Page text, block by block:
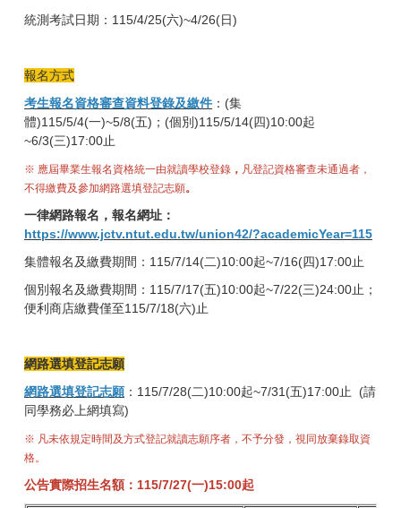
統測考試日期：115/4/25(六)~4/26(日)
報名方式
考生報名資格審查資料登錄及繳件 ：(集
體)115/5/4(一)~5/8(五)；(個別)115/5/14(四)10:00起
~6/3(三)17:00止
※ 應屆畢業生報名資格統一由就讀學校登錄 ， 凡登記資格審查未通過者，
不得繳費及參加網路選填登記志願。
一律網路報名，報名網址：
https://www.jctv.ntut.edu.tw/union42/?academicYear=115
集體報名及繳費期間：115/7/14(二)10:00起~7/16(四)17:00止
個別報名及繳費期間：115/7/17(五)10:00起~7/22(三)24:00止；
便利商店繳費僅至115/7/18(六)止
網路選填登記志願
網路選填登記志願：115/7/28(二)10:00起~7/31(五)17:00止
(請
同學務必上網填寫)
※ 凡未依規定時間及方式登記就讀志願序者，不予分發，視同放棄錄取資
格。
公告實際招生名額：115/7/27(一)15:00起